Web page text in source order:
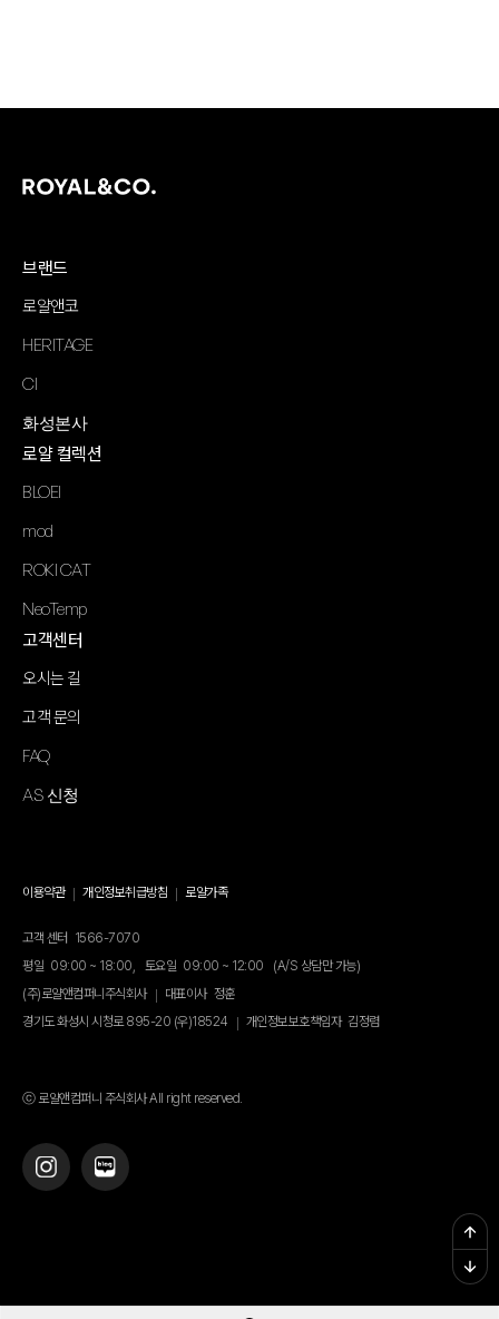
브랜드
로얄앤코
HERITAGE
CI
화성본사
로얄 컬렉션
BLOEI
mod
ROKI CAT
NeoTemp
고객센터
오시는 길
고객 문의
FAQ
AS 신청
이용약관 개인정보취급방침 로얄가족
고객 센터
1566-7070
평일 09:00 ~ 18:00, 토요일 09:00 ~ 12:00
(A/S 상담만 가능)
(주)로얄앤컴퍼니주식회사
대표이사 정훈
경기도 화성시 시청로 895-20 (우)18524
개인정보보호책임자 김정렴
ⓒ 로얄앤컴퍼니 주식회사 All right reserved.